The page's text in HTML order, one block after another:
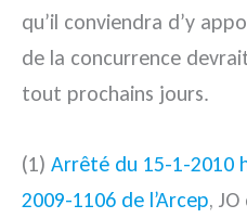
qu’il conviendra d’y
de la concurrence
tout prochains jours.
(1) Arrêté du 15-1-2010
2009-1106 de l’Arcep,